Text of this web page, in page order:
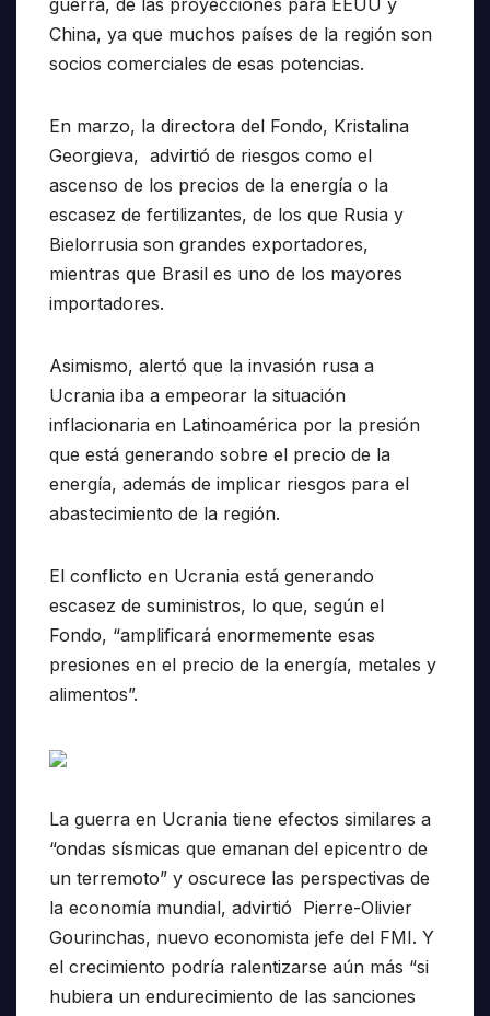
guerra, de las proyecciones para EEUU y
China, ya que muchos países de la región son
socios comerciales de esas potencias.
En marzo, la directora del Fondo, Kristalina
Georgieva, advirtió de riesgos como el
ascenso de los precios de la energía o la
escasez de fertilizantes, de los que Rusia y
Bielorrusia son grandes exportadores,
mientras que Brasil es uno de los mayores
importadores.
Asimismo, alertó que la invasión rusa a
Ucrania iba a empeorar la situación
inflacionaria en Latinoamérica por la presión
que está generando sobre el precio de la
energía, además de implicar riesgos para el
abastecimiento de la región.
El conflicto en Ucrania está generando
escasez de suministros, lo que, según el
Fondo, “amplificará enormemente esas
presiones en el precio de la energía, metales y
alimentos”.
La guerra en Ucrania tiene efectos similares a
“ondas sísmicas que emanan del epicentro de
un terremoto” y oscurece las perspectivas de
la economía mundial, advirtió Pierre-Olivier
Gourinchas, nuevo economista jefe del FMI. Y
el crecimiento podría ralentizarse aún más “si
hubiera un endurecimiento de las sanciones